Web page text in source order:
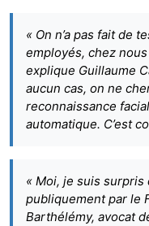
« On n’a pas fait de
employés, chez
explique Guillaume
aucun cas, on ne
reconnaissance
automatique. C’est
« Moi, je suis surpris
publiquement par le
Barthélémy, avocat